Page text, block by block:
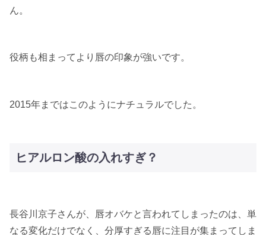
ん。
役柄も相まってより唇の印象が強いです。
2015年まではこのようにナチュラルでした。
ヒアルロン酸の入れすぎ？
長谷川京子さんが、唇オバケと言われてしまったのは、単
なる変化だけでなく、分厚すぎる唇に注目が集まってしま